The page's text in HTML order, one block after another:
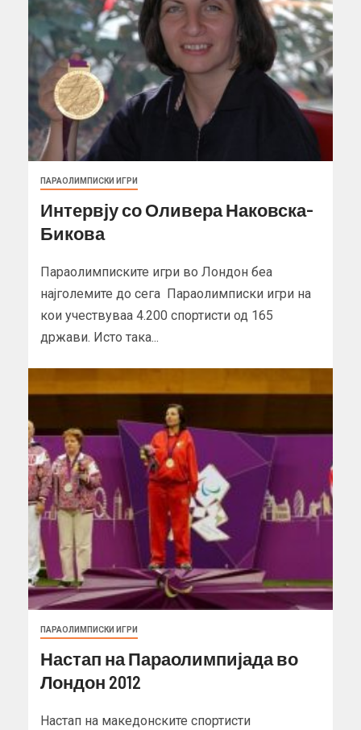
ПАРАОЛИМПИСКИ ИГРИ
Интервју со Оливера Наковска-
Бикова
Параолимписките игри во Лондон беа
најголемите до сега Параолимписки игри на
кои учествуваа 4.200 спортисти од 165
држави. Исто така...
ПАРАОЛИМПИСКИ ИГРИ
Настап на Параолимпијада во
Лондон 2012
Настап на македонските спортисти